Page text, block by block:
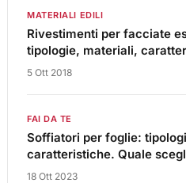
MATERIALI EDILI
Rivestimenti per facciate
tipologie, materiali,
5 Ott 2018
FAI DA TE
Soffiatori per foglie:
caratteristiche. Quale
18 Ott 2023